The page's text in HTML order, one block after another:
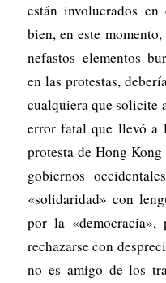
están involucrados
bien, en este
nefastos elementos
en las protestas,
cualquiera que solicite
error fatal que llevó a
protesta de Hong
gobiernos
«solidaridad» con
por la «democracia»,
rechazarse con
no es amigo de los